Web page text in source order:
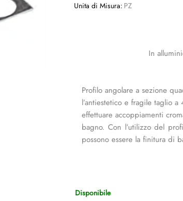
Unita di Misura: PZ
In
Profilo angolare a sezione
l’antiestetico e fragile taglio
effettuare accoppiamenti
bagno. Con l’utilizzo del
possono essere la finitura di
Disponibile